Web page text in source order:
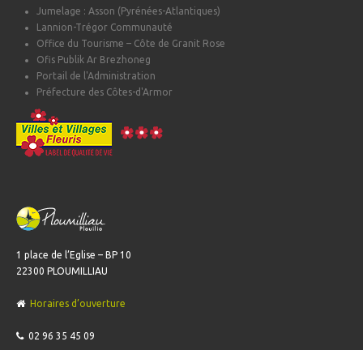
Jumelage : Asson (Pyrénées-Atlantiques)
Lannion-Trégor Communauté
Office du Tourisme – Côte de Granit Rose
Ofis Publik Ar Brezhoneg
Portail de l'Administration
Préfecture des Côtes-d'Armor
1 place de l’Eglise – BP 10
22300 PLOUMILLIAU
Horaires d’ouverture
02 96 35 45 09